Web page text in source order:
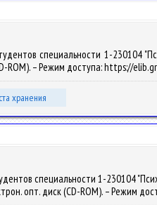
специальности 1-230104
ROM). – Режим доступа: https://
хранения
специальности 1-230104
опт. диск (CD-ROM). – Режим